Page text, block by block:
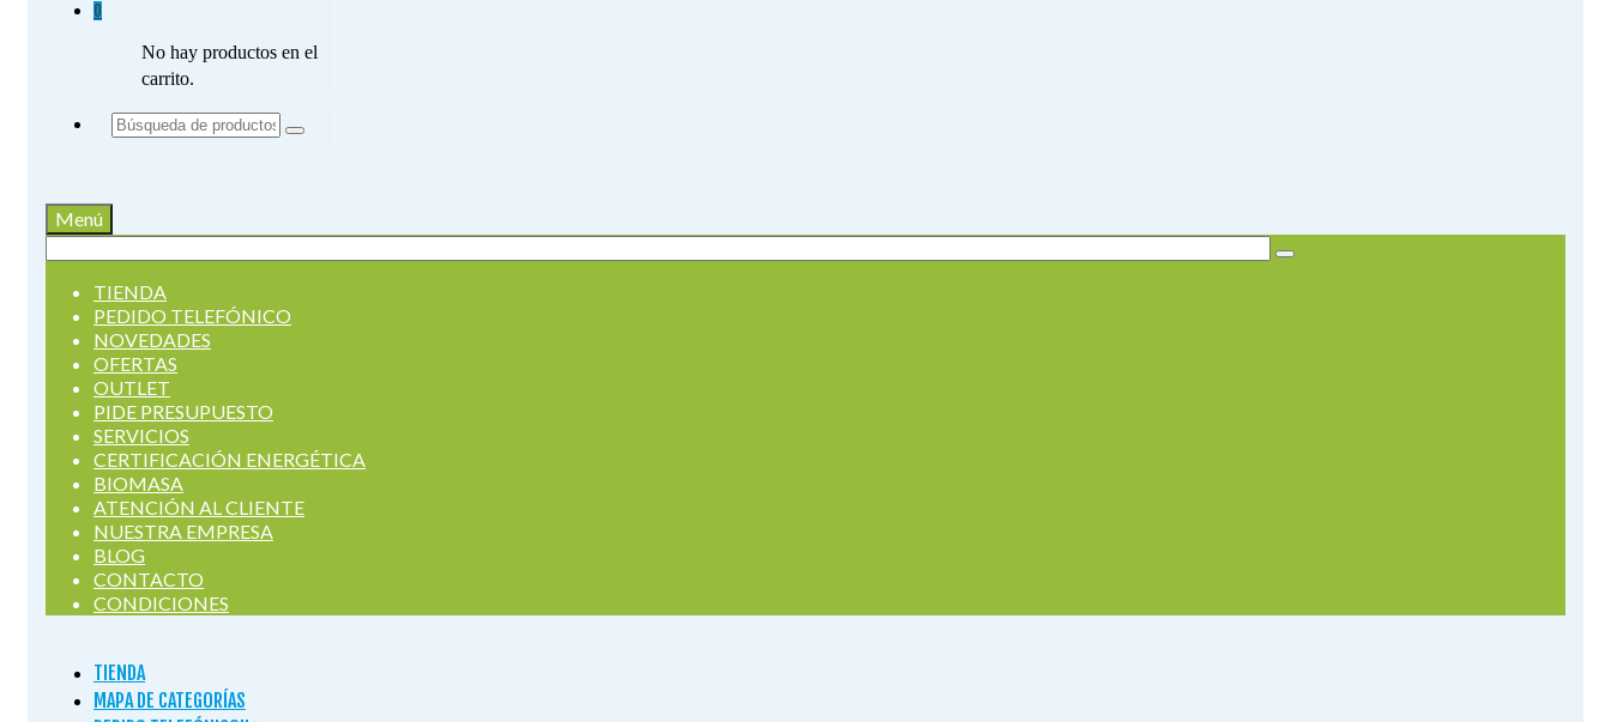
0
No hay productos en el
carrito.
Buscar
Menú
TIENDA
PEDIDO TELEFÓNICO
NOVEDADES
OFERTAS
OUTLET
PIDE PRESUPUESTO
SERVICIOS
CERTIFICACIÓN ENERGÉTICA
BIOMASA
ATENCIÓN AL CLIENTE
NUESTRA EMPRESA
BLOG
CONTACTO
CONDICIONES
TIENDA
MAPA DE CATEGORÍAS